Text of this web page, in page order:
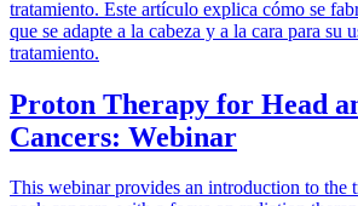
tratamiento. Este artículo explica cómo se
que se adapte a la cabeza y a la cara para su
tratamiento.
Proton Therapy for Head
Cancers: Webinar
This webinar provides an introduction to the